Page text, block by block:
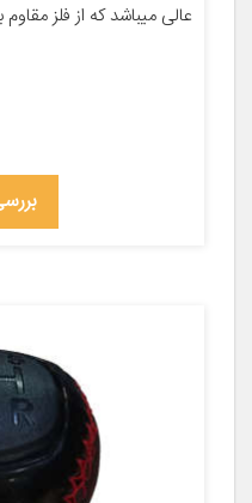
عالی میباشد که از فلز